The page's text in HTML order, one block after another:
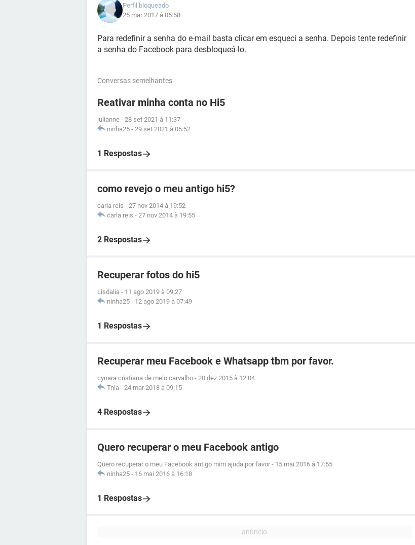
Perfil bloqueado
25 mar 2017 à 05:58
Para redefinir a senha do e-mail basta clicar em esqueci a senha. Depois tente redefinir
a senha do Facebook para desbloqueá-lo.
Conversas semelhantes
Reativar minha conta no Hi5
julianne - 28 set 2021 à 11:37
ninha25 - 29 set 2021 à 05:52
1 Respostas
como revejo o meu antigo hi5?
carla reis - 27 nov 2014 à 19:52
carla reis - 27 nov 2014 à 19:55
2 Respostas
Recuperar fotos do hi5
Lisdalia - 11 ago 2019 à 09:27
ninha25 - 12 ago 2019 à 07:49
1 Respostas
Recuperar meu Facebook e Whatsapp tbm por favor.
cynara cristiana de melo carvalho - 20 dez 2015 à 12:04
Tnia - 24 mar 2018 à 09:15
4 Respostas
Quero recuperar o meu Facebook antigo
Quero recuperar o meu Facebook antigo mim ajuda por favor - 15 mai 2016 à 17:55
ninha25 - 16 mai 2016 à 16:18
1 Respostas